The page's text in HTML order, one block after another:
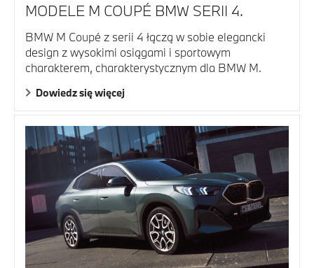
MODELE M COUPÉ BMW SERII 4.
BMW M Coupé z serii 4 łączą w sobie elegancki
design z wysokimi osiągami i sportowym
charakterem, charakterystycznym dla BMW M.
Dowiedz się więcej